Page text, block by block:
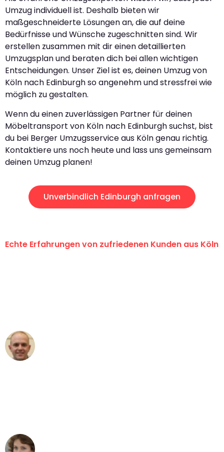
Umzug individuell ist. Deshalb bieten wir
maßgeschneiderte Lösungen an, die auf deine
Bedürfnisse und Wünsche zugeschnitten sind. Wir
erstellen zusammen mit dir einen detaillierten
Umzugsplan und beraten dich bei allen wichtigen
Entscheidungen. Unser Ziel ist es, deinen Umzug von
Köln nach Edinburgh so angenehm und stressfrei wie
möglich zu gestalten.
Wenn du einen zuverlässigen Partner für deinen
Möbeltransport von Köln nach Edinburgh suchst, bist
du bei Berger Umzugsservice aus Köln genau richtig.
Kontaktiere uns noch heute und lass uns gemeinsam
deinen Umzug planen!
Unverbindlich Edinburgh anfragen
Echte Erfahrungen von zufriedenen Kunden aus Köln